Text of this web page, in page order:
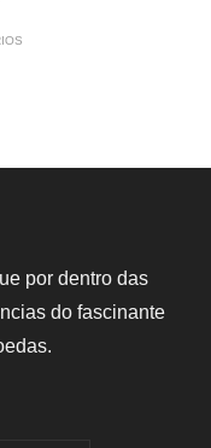
por dentro das
do fascinante